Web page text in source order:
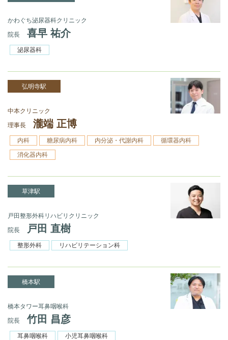
かわぐち泌尿器科クリニック
院長
喜早 祐介
泌尿器科
弘明寺駅
中本クリニック
理事長
瀧端 正博
内科 糖尿病内科 内分泌・代謝内科
循環器内科
消化器内科
草津駅
戸田整形外科リハビリクリニック
院長
戸田 直樹
整形外科 リハビリテーション科
橋本駅
橋本タワー耳鼻咽喉科
院長
竹田 昌彦
耳鼻咽喉科 小児耳鼻咽喉科